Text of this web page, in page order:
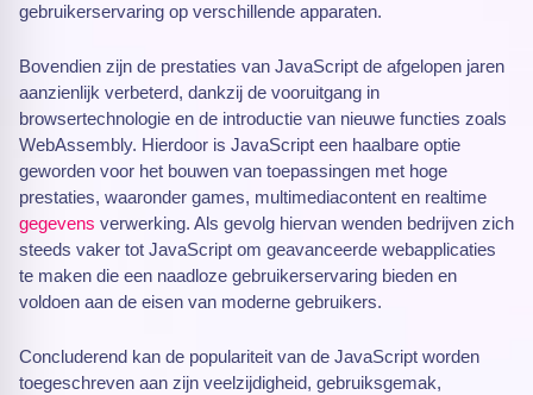
gebruikerservaring op verschillende apparaten.
Bovendien zijn de prestaties van JavaScript de afgelopen jaren
aanzienlijk verbeterd, dankzij de vooruitgang in
browsertechnologie en de introductie van nieuwe functies zoals
WebAssembly. Hierdoor is JavaScript een haalbare optie
geworden voor het bouwen van toepassingen met hoge
prestaties, waaronder games, multimediacontent en realtime
gegevens verwerking. Als gevolg hiervan wenden bedrijven zich
steeds vaker tot JavaScript om geavanceerde webapplicaties
te maken die een naadloze gebruikerservaring bieden en
voldoen aan de eisen van moderne gebruikers.
Concluderend kan de populariteit van de JavaScript worden
toegeschreven aan zijn veelzijdigheid, gebruiksgemak,